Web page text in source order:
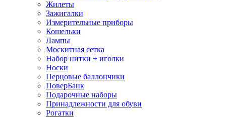
Жилеты
Зажигалки
Измерительные приборы
Кошельки
Лампы
Москитная сетка
Набор нитки + иголки
Носки
Перцовые баллончики
ПоверБанк
Подарочные наборы
Принадлежности для обуви
Рогатки